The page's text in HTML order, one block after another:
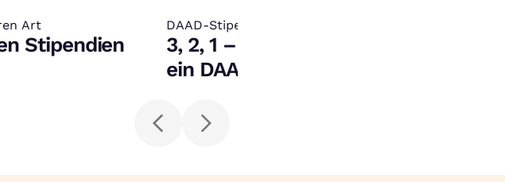
Art
Stipendien
DAAD-Stipendium
:
3, 2, 1 – meins! So schnappst du dir
ein DAAD-Stipendium